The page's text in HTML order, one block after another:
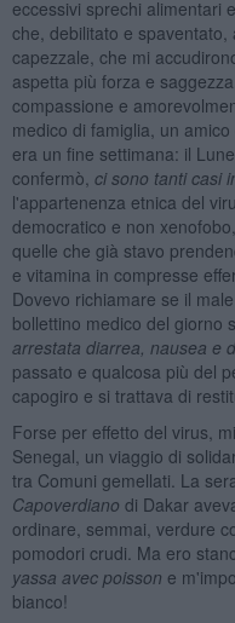
eccessivi sprechi alimentari
che, debilitato e
capezzale, che mi
aspetta più forza e
compassione e
medico di famiglia, un
era un fine settimana: il
confermò, ci sono tanti casi
l'appartenenza etnica del
democratico e non
quelle che già stavo
e vitamina in compresse
Dovevo richiamare se il
bollettino medico del giorno
arrestata diarrea, nausea e
passato e qualcosa più del
capogiro e si trattava di
Forse per effetto del virus,
Senegal, un viaggio di
tra Comuni gemellati. La
Capoverdiano di Dakar
ordinare, semmai, verdure
pomodori crudi. Ma ero
yassa avec poisson e
bianco!